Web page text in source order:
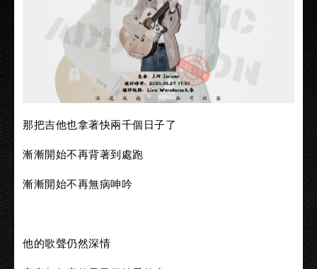
那把吉他也拿著快兩千個日子了
漸漸開始不再背著到處跑
漸漸開始不再無病呻吟
他的歌聲仍然深情